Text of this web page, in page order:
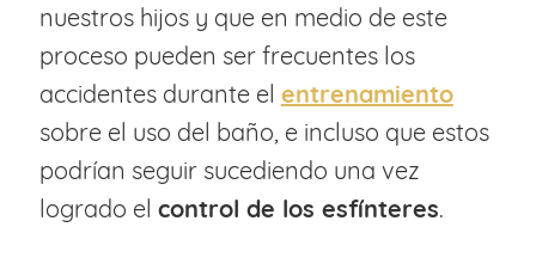
nuestros hijos y que en medio de este
proceso pueden ser frecuentes los
accidentes durante el entrenamiento
sobre el uso del baño, e incluso que estos
podrían seguir sucediendo una vez
logrado el control de los esfínteres.